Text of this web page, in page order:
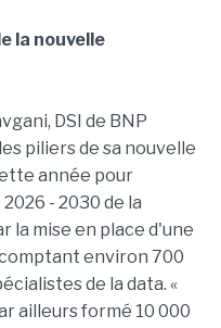
la nouvelle
DSI de BNP
piliers de sa nouvelle
année pour
- 2030 de la
la mise en place d'une
environ 700
de la data. «
ailleurs formé 10 000